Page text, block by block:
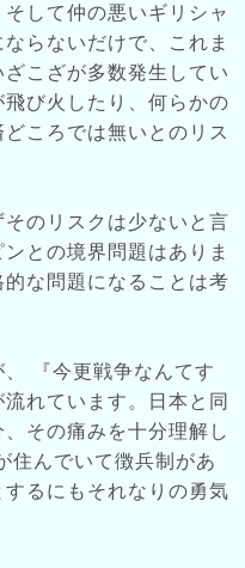
して仲の悪いギリシャ
らないだけで、これま
こざが多数発生してい
び火したり、何らかの
ころでは無いとのリス
のリスクは少ないと言
との境界問題はありま
な問題になることは考
『今更戦争なんてす
れています。日本と同
その痛みを十分理解し
住んでいて徴兵制があ
るにもそれなりの勇気